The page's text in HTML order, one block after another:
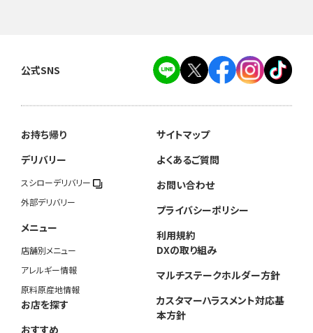
公式SNS
お持ち帰り
デリバリー
スシローデリバリー
外部デリバリー
メニュー
店舗別メニュー
アレルギー情報
原料原産地情報
お店を探す
おすすめ
サイトマップ
よくあるご質問
お問い合わせ
プライバシーポリシー
利用規約
DXの取り組み
マルチステークホルダー方針
カスタマーハラスメント対応基
本方針